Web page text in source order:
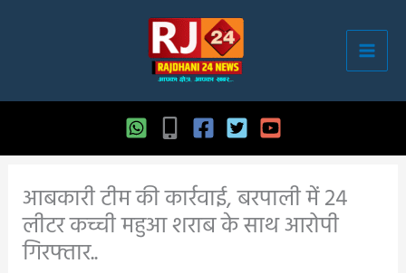
आबकारी टीम की कार्रवाई, बरपाली में 24
लीटर कच्ची महुआ शराब के साथ आरोपी
गिरफ्तार..